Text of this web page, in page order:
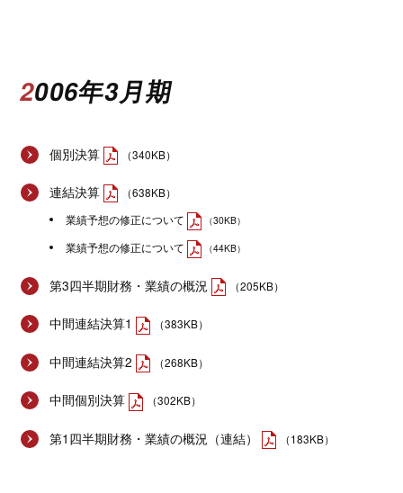
2006年3月期
個別決算 （340KB）
連結決算
（638KB）
業績予想の修正について
（30KB）
業績予想の修正について （44KB）
第3四半期財務・業績の概況 （205KB）
中間連結決算1 （383KB）
中間連結決算2 （268KB）
中間個別決算 （302KB）
第1四半期財務・業績の概況（連結） （183KB）